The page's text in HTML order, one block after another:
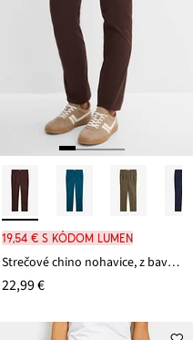
19,54 € s kódom LUMEN
Strečové chino nohavice, z bavlneného mixu
22,99 €